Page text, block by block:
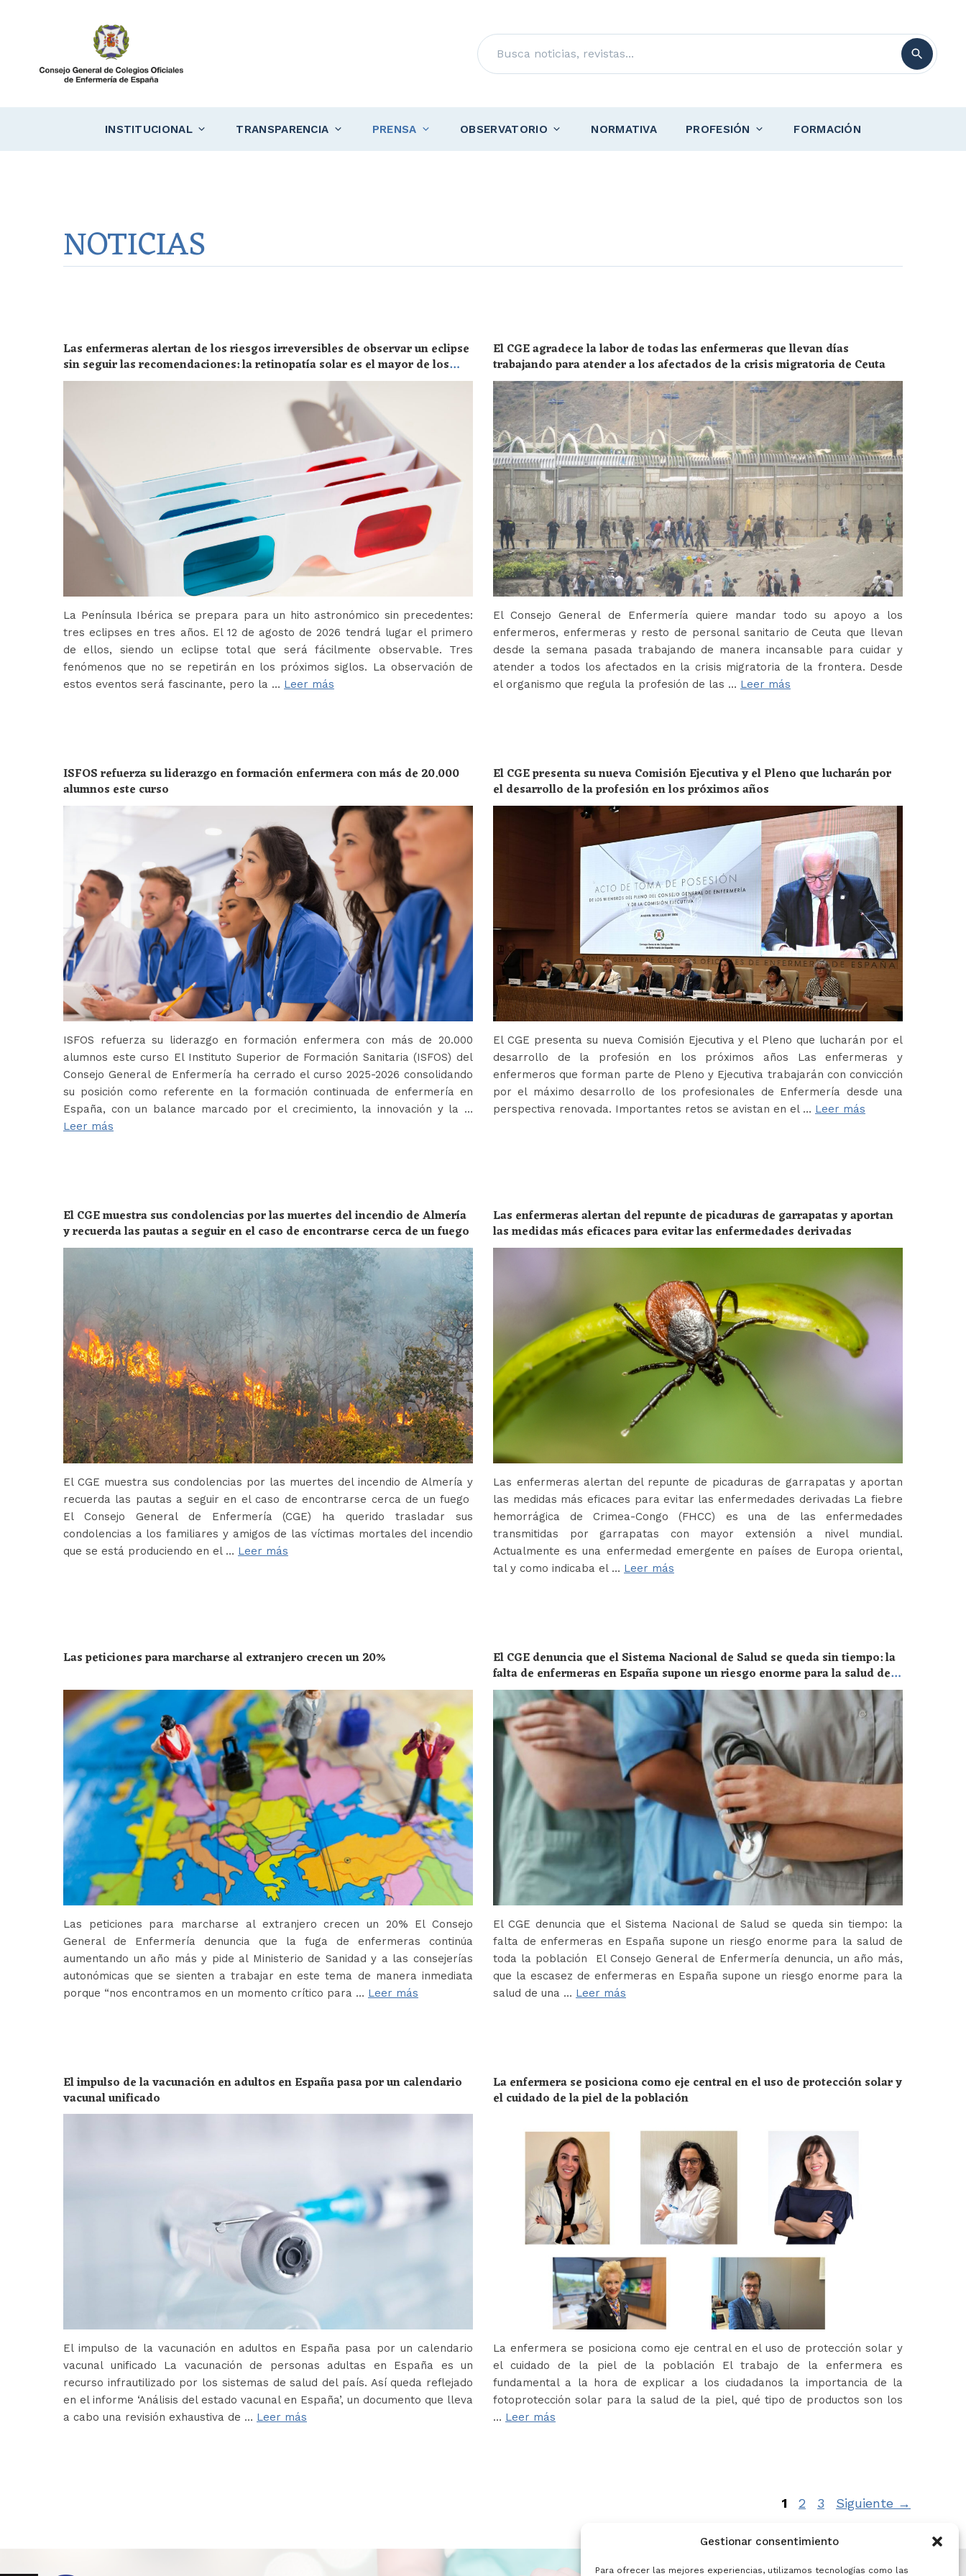
Gestionar consentimiento
Para ofrecer las mejores experiencias, utilizamos tecnologías como las
Buscar
INSTITUCIONAL TRANSPARENCIA PRENSA OBSERVATORIO NORMATIVA PROFESIÓN FORMACIÓN
NOTICIAS
Las enfermeras alertan de los riesgos irreversibles de observar un eclipse
sin seguir las recomendaciones: la retinopatía solar es el mayor de los
peligros
La Península Ibérica se prepara para un hito astronómico sin precedentes:
tres eclipses en tres años. El 12 de agosto de 2026 tendrá lugar el primero
de ellos, siendo un eclipse total que será fácilmente observable. Tres
fenómenos que no se repetirán en los próximos siglos. La observación de
estos eventos será fascinante, pero la … Leer más
El CGE agradece la labor de todas las enfermeras que llevan días
trabajando para atender a los afectados de la crisis migratoria de Ceuta
El Consejo General de Enfermería quiere mandar todo su apoyo a los
enfermeros, enfermeras y resto de personal sanitario de Ceuta que llevan
desde la semana pasada trabajando de manera incansable para cuidar y
atender a todos los afectados en la crisis migratoria de la frontera. Desde
el organismo que regula la profesión de las … Leer más
ISFOS refuerza su liderazgo en formación enfermera con más de 20.000
alumnos este curso
ISFOS refuerza su liderazgo en formación enfermera con más de 20.000
alumnos este curso El Instituto Superior de Formación Sanitaria (ISFOS) del
Consejo General de Enfermería ha cerrado el curso 2025-2026 consolidando
su posición como referente en la formación continuada de enfermería en
España, con un balance marcado por el crecimiento, la innovación y la …
Leer más
El CGE presenta su nueva Comisión Ejecutiva y el Pleno que lucharán por
el desarrollo de la profesión en los próximos años
El CGE presenta su nueva Comisión Ejecutiva y el Pleno que lucharán por el
desarrollo de la profesión en los próximos años Las enfermeras y
enfermeros que forman parte de Pleno y Ejecutiva trabajarán con convicción
por el máximo desarrollo de los profesionales de Enfermería desde una
perspectiva renovada. Importantes retos se avistan en el … Leer más
El CGE muestra sus condolencias por las muertes del incendio de Almería
y recuerda las pautas a seguir en el caso de encontrarse cerca de un fuego
El CGE muestra sus condolencias por las muertes del incendio de Almería y
recuerda las pautas a seguir en el caso de encontrarse cerca de un fuego
El Consejo General de Enfermería (CGE) ha querido trasladar sus
condolencias a los familiares y amigos de las víctimas mortales del incendio
que se está produciendo en el … Leer más
Las enfermeras alertan del repunte de picaduras de garrapatas y aportan
las medidas más eficaces para evitar las enfermedades derivadas
Las enfermeras alertan del repunte de picaduras de garrapatas y aportan
las medidas más eficaces para evitar las enfermedades derivadas La fiebre
hemorrágica de Crimea-Congo (FHCC) es una de las enfermedades
transmitidas por garrapatas con mayor extensión a nivel mundial.
Actualmente es una enfermedad emergente en países de Europa oriental,
tal y como indicaba el … Leer más
Las peticiones para marcharse al extranjero crecen un 20%
Las peticiones para marcharse al extranjero crecen un 20% El Consejo
General de Enfermería denuncia que la fuga de enfermeras continúa
aumentando un año más y pide al Ministerio de Sanidad y a las consejerías
autonómicas que se sienten a trabajar en este tema de manera inmediata
porque “nos encontramos en un momento crítico para … Leer más
El CGE denuncia que el Sistema Nacional de Salud se queda sin tiempo: la
falta de enfermeras en España supone un riesgo enorme para la salud de
toda la población
El CGE denuncia que el Sistema Nacional de Salud se queda sin tiempo: la
falta de enfermeras en España supone un riesgo enorme para la salud de
toda la población El Consejo General de Enfermería denuncia, un año más,
que la escasez de enfermeras en España supone un riesgo enorme para la
salud de una … Leer más
El impulso de la vacunación en adultos en España pasa por un calendario
vacunal unificado
El impulso de la vacunación en adultos en España pasa por un calendario
vacunal unificado La vacunación de personas adultas en España es un
recurso infrautilizado por los sistemas de salud del país. Así queda reflejado
en el informe ‘Análisis del estado vacunal en España’, un documento que lleva
a cabo una revisión exhaustiva de … Leer más
La enfermera se posiciona como eje central en el uso de protección solar y
el cuidado de la piel de la población
La enfermera se posiciona como eje central en el uso de protección solar y
el cuidado de la piel de la población El trabajo de la enfermera es
fundamental a la hora de explicar a los ciudadanos la importancia de la
fotoprotección solar para la salud de la piel, qué tipo de productos son los
… Leer más
Página
1 Página
2 Página
3 Siguiente →